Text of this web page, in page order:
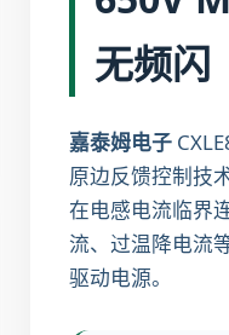
无频闪
嘉泰姆电子
原边反馈控制技
在电感电流临界
流、过温降电流
驱动电源。